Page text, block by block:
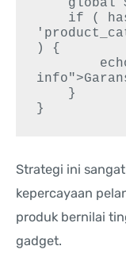
) {
Strategi ini
kepercayaan
produk bernilai
gadget.